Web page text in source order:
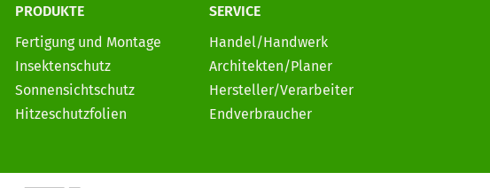
PRODUKTE
Fertigung und Montage
Insektenschutz
Sonnensichtschutz
Hitzeschutzfolien
SERVICE
Handel/Handwerk
Architekten/Planer
Hersteller/Verarbeiter
Endverbraucher